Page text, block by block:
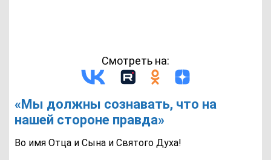
Смотреть на:
«Мы должны сознавать, что на
нашей стороне правда»
Во имя Отца и Сына и Святого Духа!